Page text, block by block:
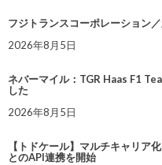
フジトランスコーポレーション
2026年8月5日
ネバーマイル：TGR Haas F1
した
2026年8月5日
【トドケール】マルチキャリア
とのAPI連携を開始